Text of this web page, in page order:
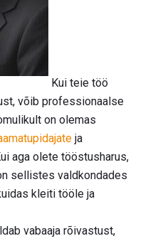
Kui teie töö
võib professionaalse
on olemas
ja
aga olete tööstusharus,
sellistes valdkondades
kleiti tööle ja
vabaaja rõivastust,